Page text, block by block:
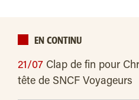
EN CONTINU
21/07 Clap de fin pour
tête de SNCF Voyageurs